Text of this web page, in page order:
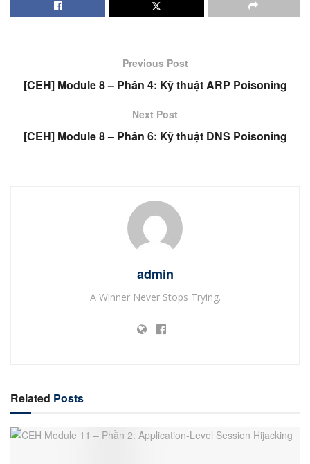
Previous Post
[CEH] Module 8 – Phần 4: Kỹ thuật ARP Poisoning
Next Post
[CEH] Module 8 – Phần 6: Kỹ thuật DNS Poisoning
admin
A Winner Never Stops Trying.
Related Posts